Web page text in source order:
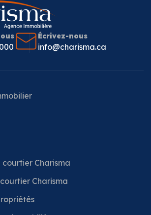
Écrivez-nous
info@charisma.ca
Charisma
Charisma